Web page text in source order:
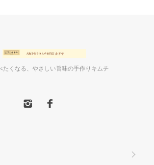
たくなる、やさしい旨味の手作りキムチ